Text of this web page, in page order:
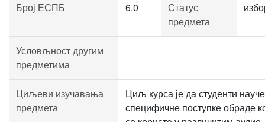
Број ЕСПБ 6.0
Статус
предмета
Условљност другим
предметима
Циљеви изучавања
предмета
Циљ курса је да студенти науче
специфичне поступке обраде